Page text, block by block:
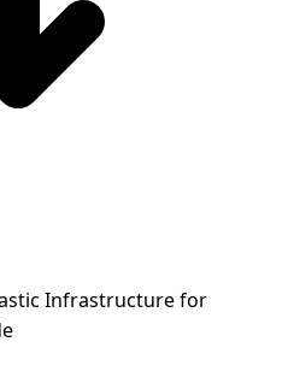
Infrastructure for